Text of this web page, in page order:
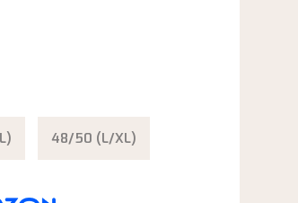
48/50 (L/XL)